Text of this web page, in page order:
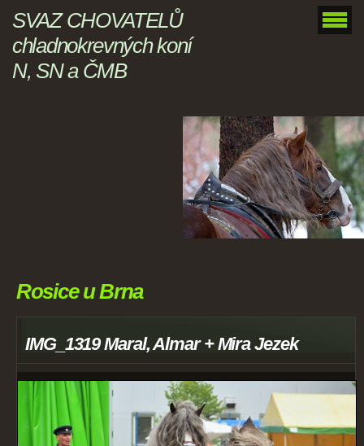
SVAZ CHOVATELŮ
chladnokrevných koní
N, SN a ČMB
Rosice u Brna
IMG_1319 Maral, Almar + Mira Jezek